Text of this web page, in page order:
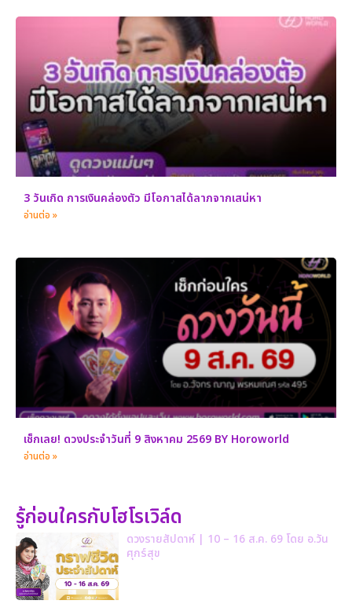
3 วันเกิด การเงินคล่องตัว มีโอกาสได้ลาภจากเสน่หา
อ่านต่อ »
เช็กเลย! ดวงประจำวันที่ 9 สิงหาคม 2569 BY Horoworld
อ่านต่อ »
รู้ก่อนใครกับโฮโรเวิล์ด
ดวงรายสัปดาห์ | 10 – 16 ส.ค. 69 โดย อ.วัน
ศุกร์สุข